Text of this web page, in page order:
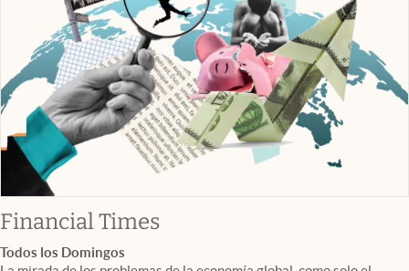
Financial Timesabre en nueva pestaña
Todos los Domingos